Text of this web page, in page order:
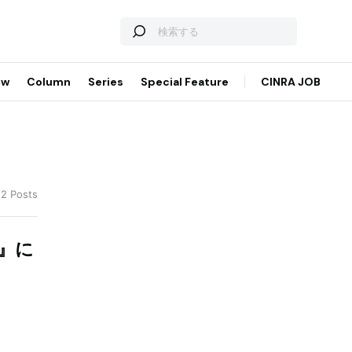
Column Series Special Feature CINRA JOB
Posts
に